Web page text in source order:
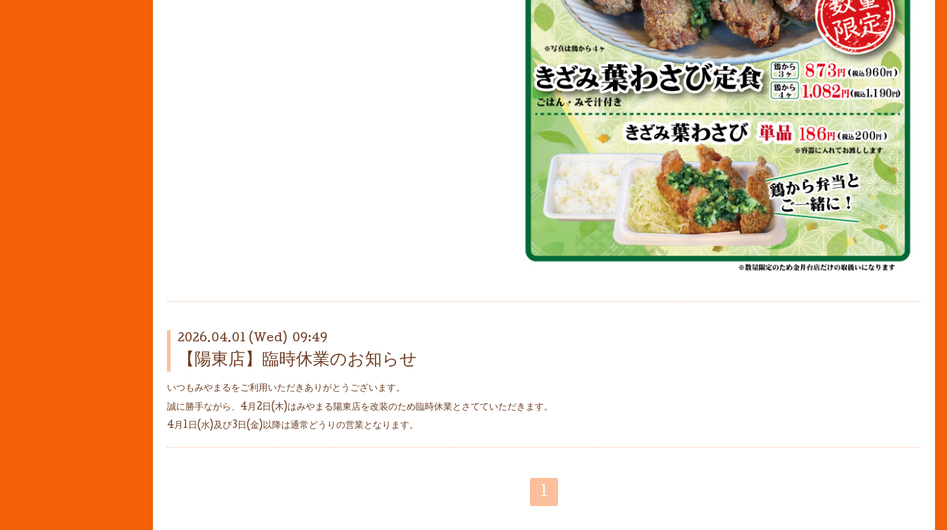
2026.04.01 (Wed) 09:49
【陽東店】臨時休業のお知らせ
いつもみやまるをご利用いただきありがとうございます。
誠に勝手ながら、4月2日(木)はみやまる陽東店を改装のため臨時休業とさてていただきます。
4月1日(水)及び3日(金)以降は通常どうりの営業となります。
1